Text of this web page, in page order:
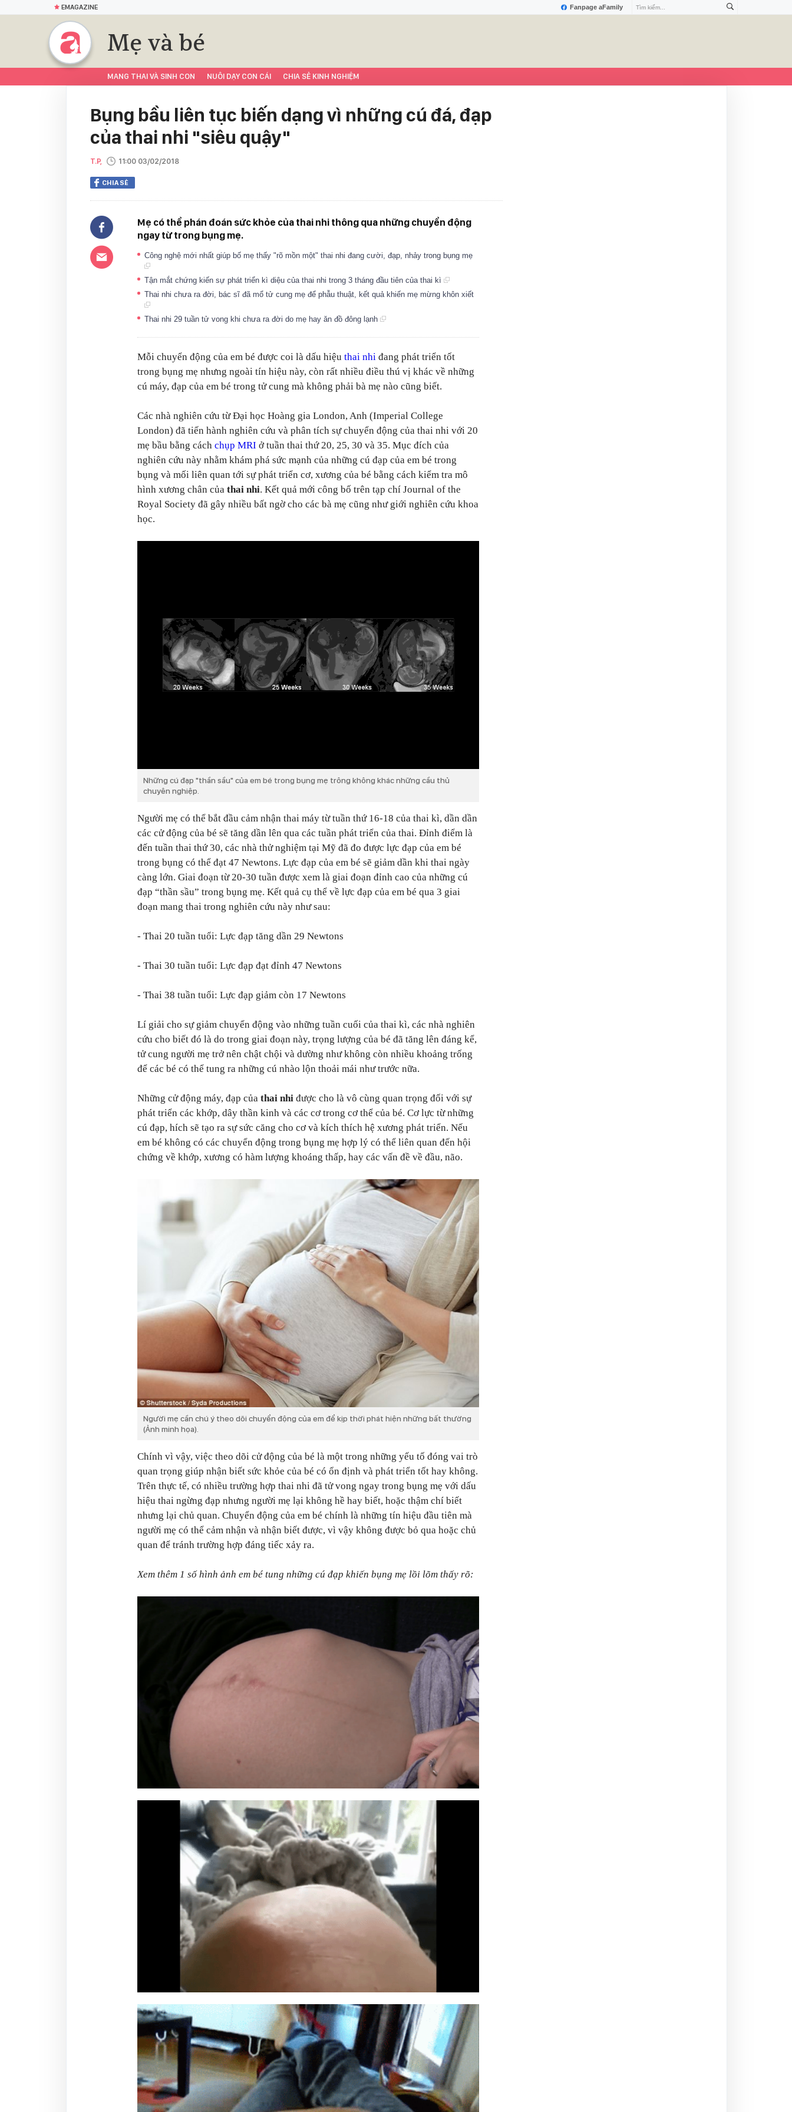
Fanpage aFamily
EMAGAZINE
Mẹ và bé
MANG THAI VÀ SINH CON NUÔI DẠY CON CÁI CHIA SẺ KINH NGHIỆM
Bụng bầu liên tục biến dạng vì những cú đá, đạp
của thai nhi "siêu quậy"
T.P, 11:00 03/02/2018
CHIA SẺ
Mẹ có thể phán đoán sức khỏe của thai nhi thông qua những chuyển động
ngay từ trong bụng mẹ.
Công nghệ mới nhất giúp bố mẹ thấy "rõ mồn một" thai nhi đang cười, đạp, nhảy trong bụng mẹ
Tận mắt chứng kiến sự phát triển kì diệu của thai nhi trong 3 tháng đầu tiên của thai kì
Thai nhi chưa ra đời, bác sĩ đã mổ tử cung mẹ để phẫu thuật, kết quả khiến mẹ mừng khôn xiết
Thai nhi 29 tuần tử vong khi chưa ra đời do mẹ hay ăn đồ đông lạnh
Mỗi chuyển động của em bé được coi là dấu hiệu thai nhi đang phát triển tốt
trong bụng mẹ nhưng ngoài tín hiệu này, còn rất nhiều điều thú vị khác về những
cú máy, đạp của em bé trong tử cung mà không phải bà mẹ nào cũng biết.
Các nhà nghiên cứu từ Đại học Hoàng gia London, Anh (Imperial College
London) đã tiến hành nghiên cứu và phân tích sự chuyển động của thai nhi với 20
mẹ bầu bằng cách chụp MRI ở tuần thai thứ 20, 25, 30 và 35. Mục đích của
nghiên cứu này nhằm khám phá sức mạnh của những cú đạp của em bé trong
bụng và mối liên quan tới sự phát triển cơ, xương của bé bằng cách kiểm tra mô
hình xương chân của thai nhi. Kết quả mới công bố trên tạp chí Journal of the
Royal Society đã gây nhiều bất ngờ cho các bà mẹ cũng như giới nghiên cứu khoa
học.
Những cú đạp "thần sầu" của em bé trong bụng mẹ trông không khác những cầu thủ
chuyên nghiệp.
Người mẹ có thể bắt đầu cảm nhận thai máy từ tuần thứ 16-18 của thai kì, dần dần
các cử động của bé sẽ tăng dần lên qua các tuần phát triển của thai. Đỉnh điểm là
đến tuần thai thứ 30, các nhà thử nghiệm tại Mỹ đã đo được lực đạp của em bé
trong bụng có thể đạt 47 Newtons. Lực đạp của em bé sẽ giảm dần khi thai ngày
càng lớn. Giai đoạn từ 20-30 tuần được xem là giai đoạn đỉnh cao của những cú
đạp “thần sầu” trong bụng mẹ. Kết quả cụ thể về lực đạp của em bé qua 3 giai
đoạn mang thai trong nghiên cứu này như sau:
- Thai 20 tuần tuổi: Lực đạp tăng dần 29 Newtons
- Thai 30 tuần tuổi: Lực đạp đạt đỉnh 47 Newtons
- Thai 38 tuần tuổi: Lực đạp giảm còn 17 Newtons
Lí giải cho sự giảm chuyển động vào những tuần cuối của thai kì, các nhà nghiên
cứu cho biết đó là do trong giai đoạn này, trọng lượng của bé đã tăng lên đáng kể,
tử cung người mẹ trở nên chật chội và dường như không còn nhiều khoảng trống
để các bé có thể tung ra những cú nhào lộn thoải mái như trước nữa.
Những cử động máy, đạp của thai nhi được cho là vô cùng quan trọng đối với sự
phát triển các khớp, dây thần kinh và các cơ trong cơ thể của bé. Cơ lực từ những
cú đạp, hích sẽ tạo ra sự sức căng cho cơ và kích thích hệ xương phát triển. Nếu
em bé không có các chuyển động trong bụng mẹ hợp lý có thể liên quan đến hội
chứng về khớp, xương có hàm lượng khoáng thấp, hay các vấn đề về đầu, não.
Người mẹ cần chú ý theo dõi chuyển động của em để kịp thời phát hiện những bất thường
(Ảnh minh họa).
Chính vì vậy, việc theo dõi cử động của bé là một trong những yếu tố đóng vai trò
quan trọng giúp nhận biết sức khỏe của bé có ổn định và phát triển tốt hay không.
Trên thực tế, có nhiều trường hợp thai nhi đã tử vong ngay trong bụng mẹ với dấu
hiệu thai ngừng đạp nhưng người mẹ lại không hề hay biết, hoặc thậm chí biết
nhưng lại chủ quan. Chuyển động của em bé chính là những tín hiệu đầu tiên mà
người mẹ có thể cảm nhận và nhận biết được, vì vậy không được bỏ qua hoặc chủ
quan để tránh trường hợp đáng tiếc xảy ra.
Xem thêm 1 số hình ảnh em bé tung những cú đạp khiến bụng mẹ lồi lõm thấy rõ: